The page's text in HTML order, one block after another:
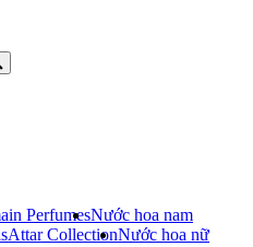
Perfumes
Attar Collection
Nước hoa nam
Nước hoa nữ